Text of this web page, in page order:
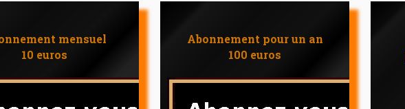
mensuel
10 euros
Abonnement pour un an
100 euros